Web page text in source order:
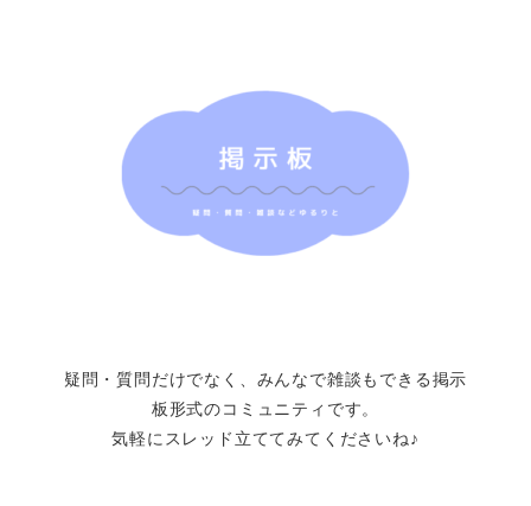
疑問・質問だけでなく、みんなで雑談もできる掲示
板形式のコミュニティです。
気軽にスレッド立ててみてくださいね♪